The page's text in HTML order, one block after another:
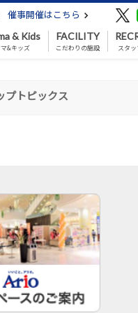
催事開催はこちら
& Kids
マ&キッズ
FACILITY
こだわりの施設 スタ
プトピックス